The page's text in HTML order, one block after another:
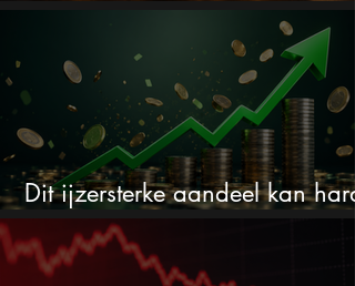
Dit ijzersterke aandeel kan hard
stijgen maar bijna niemand kijkt